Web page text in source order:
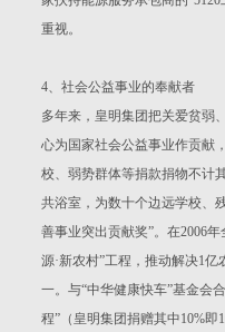
重视。
4、社会公益事业的奉献者
多年来，皇明集团把关爱贫弱
心为国家社会公益事业作贡献
校、弱势群体等捐款捐物不计
共浴室，为数十个边远学校、
善事业突出贡献奖”。在2006
源·新农村”工程，推动解决1
一。与“中华健康快车”基金会
程”（皇明集团捐赠其中10%即